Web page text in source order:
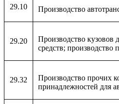
29.10 Производство
29.20
Производство кузовов
средств;
29.32
Производство прочих
принадлежностей для